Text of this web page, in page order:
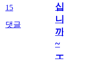
15
댓글
십
니
까
~
ㅜ